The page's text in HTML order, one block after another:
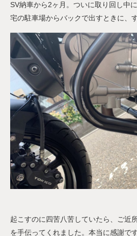
SV納車から2ヶ月。ついに取り回し中
宅の駐車場からバックで出すときに、
起こすのに四苦八苦していたら、ご近
を手伝ってくれました。本当に感謝で